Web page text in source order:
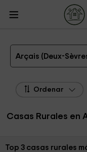
Casas
Casas Rurales Deux-Sèvres
Las 3 mejores casas rurales
Arçais (Deux-
Ordenar
Casas Rurales en
Ordenar por:
Top 3 casas rurales